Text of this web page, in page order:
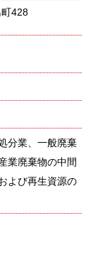
428
分業、一般廃棄
業廃棄物の中間
よび再生資源の